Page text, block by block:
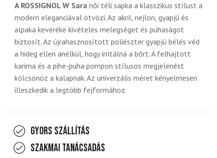
A ROSSIGNOL W Sara női téli sapka a klasszikus stílust a
modern eleganciával ötvözi. Az akril, nejlon, gyapjú és
alpaka keveréke kivételes melegséget és puhaságot
biztosít. Az újrahasznosított poliészter gyapjú bélés véd
a hideg ellen anélkül, hogy irritálná a bőrt. A felhajtott
karima és a pihe-puha pompon stílusos megjelenést
kölcsönöz a kalapnak. Az univerzális méret kényelmesen
illeszkedik a legtöbb fejformához.
Gyors szállítás
Szakmai tanácsadás